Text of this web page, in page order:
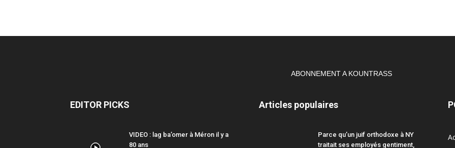
ABONNEMENT A KOUNTRASS
EDITOR PICKS
VIDEO : lag ba’omer à Méron il y a
80 ans
Articles populaires
Parce qu’un juif orthodoxe à NY
traitait ses employés gentiment,